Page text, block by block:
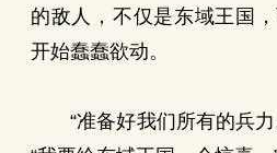
的敌人，不仅是东域王国
开始蠢蠢欲动。
“准备好我们所有的兵力